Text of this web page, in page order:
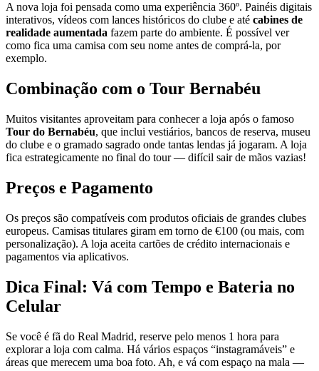
A nova loja foi pensada como uma experiência 360º. Painéis digitais
interativos, vídeos com lances históricos do clube e até cabines de
realidade aumentada fazem parte do ambiente. É possível ver
como fica uma camisa com seu nome antes de comprá-la, por
exemplo.
Combinação com o Tour Bernabéu
Muitos visitantes aproveitam para conhecer a loja após o famoso
Tour do Bernabéu, que inclui vestiários, bancos de reserva, museu
do clube e o gramado sagrado onde tantas lendas já jogaram. A loja
fica estrategicamente no final do tour — difícil sair de mãos vazias!
Preços e Pagamento
Os preços são compatíveis com produtos oficiais de grandes clubes
europeus. Camisas titulares giram em torno de €100 (ou mais, com
personalização). A loja aceita cartões de crédito internacionais e
pagamentos via aplicativos.
Dica Final: Vá com Tempo e Bateria no
Celular
Se você é fã do Real Madrid, reserve pelo menos 1 hora para
explorar a loja com calma. Há vários espaços “instagramáveis” e
áreas que merecem uma boa foto. Ah, e vá com espaço na mala —